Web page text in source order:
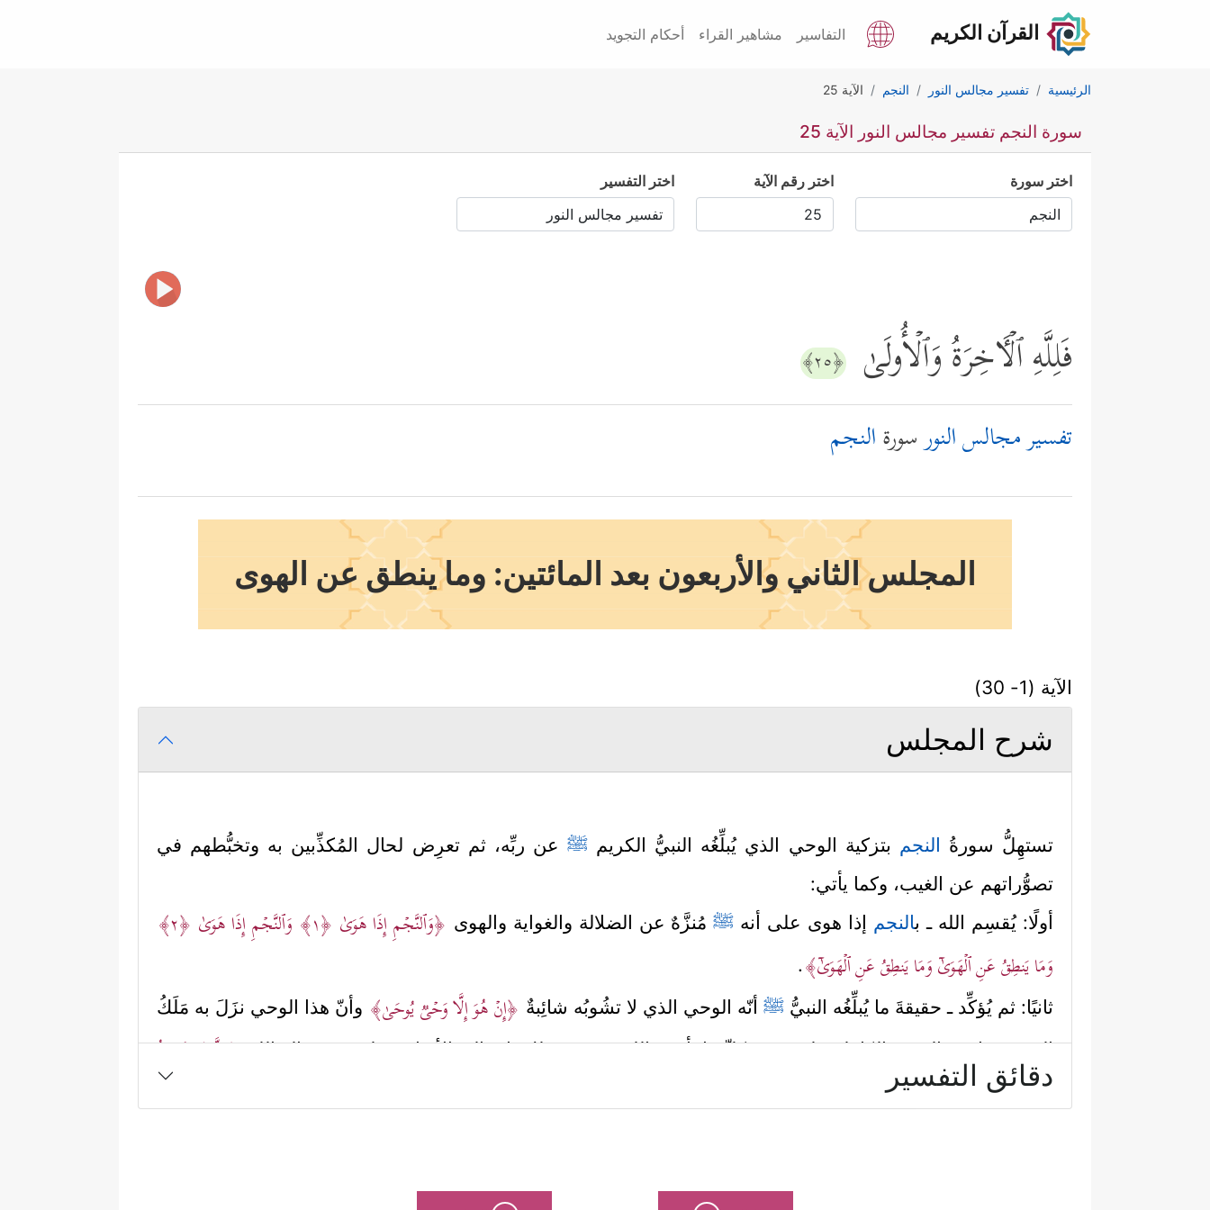
القرآن الكريم التفاسير مشاهير القراء أحكام التجويد
الرئيسية تفسير مجالس النور النجم الآية 25
سورة النجم تفسير مجالس النور الآية 25
اختر سورة اختر رقم الآية اختر التفسير
فَلِلَّهِ ٱلۡـَٔاخِرَةُ وَٱلۡأُولَىٰ ﴿٢٥﴾
تفسير مجالس النورسورةالنجم
المجلس الثاني والأربعون بعد المائتين: وما ينطق عن الهوى
الآية (1- 30)
شرح المجلس
تستهِلُّ سورةُ النجم بتزكية الوحي الذي يُبلِّغُه النبيُّ الكريم ﷺ عن ربِّه، ثم تعرِض لحال المُكذِّبين به وتخبُّطهم في
تصوُّراتهم عن الغيب، وكما يأتي:
أولًا: يُقسِم الله ـ بالنجم إذا هوى على أنه ﷺمُنزَّهٌ عن الضلالة والغواية والهوى ﴿وَٱلنَّجۡمِ إِذَا هَوَىٰ ﴿١﴾ وَٱلنَّجۡمِ إِذَا هَوَىٰ ﴿٢﴾
وَمَا یَنطِقُ عَنِ ٱلۡهَوَىٰۤ وَمَا یَنطِقُ عَنِ ٱلۡهَوَىٰۤ﴾ .
ثانيًا: ثم يُؤكِّد ـ حقيقةَ ما يُبلِّغُه النبيُّ ﷺ أنّه الوحي الذي لا تشُوبُه شائِبةٌ ﴿إِنۡ هُوَ إِلَّا وَحۡیࣱ یُوحَىٰ﴾ وأنّ هذا الوحي نزَلَ به مَلَكُ
الوحي صاحب القدرة الكاملة على تنفيذ كلّ ما يأمره الله به، ومن ذلك: اتصاله بالأنبياء وتعليمهم رسالة الله﴿عَلَّمَهُۥ شَدِیدُ
ٱلۡقُوَىٰ﴾.
دقائق التفسير